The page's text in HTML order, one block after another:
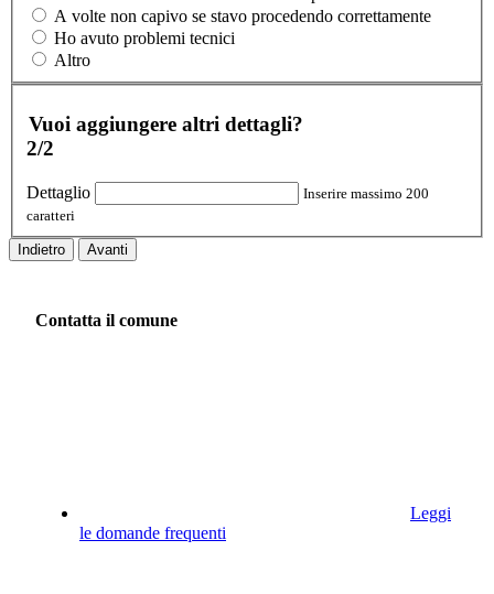
A volte non capivo se stavo procedendo correttamente
Ho avuto problemi tecnici
Altro
Vuoi aggiungere altri dettagli?
2/2
Dettaglio
Inserire massimo 200
caratteri
Indietro Avanti
Contatta il comune
Leggi
le domande frequenti